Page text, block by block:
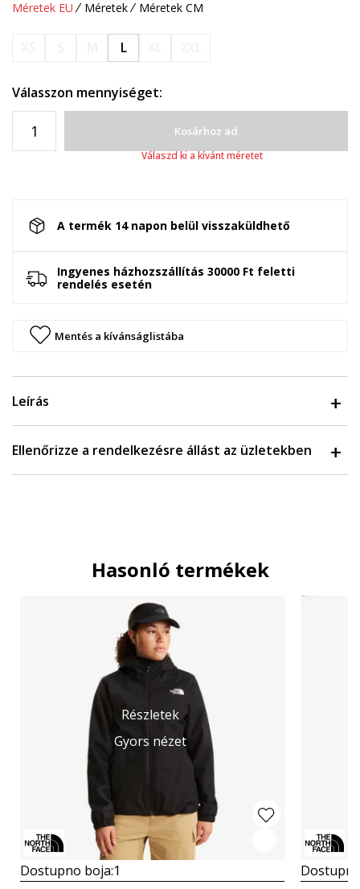
Méretek EU Méretek Méretek CM
L
Válasszon mennyiséget:
Kosárhoz ad
Válaszd ki a kívánt méretet
A termék 14 napon belül visszaküldhető
Ingyenes házhozszállítás 30000 Ft feletti
rendelés esetén
Mentés a kívánságlistába
Leírás
Ellenőrizze a rendelkezésre állást az üzletekben
Hasonló termékek
Részletek
Gyors nézet
Dostupno boja:1